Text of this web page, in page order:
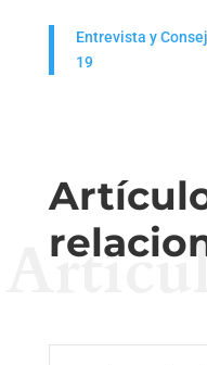
Entrevista y
19